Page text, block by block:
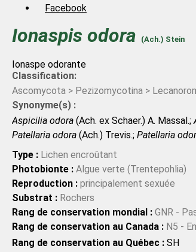
Facebook
Ionaspis odora (Ach.) Stein
Ionaspe odorante
Classification:
Ascomycota > Pezizomycotina >
Synonyme(s) :
Aspicilia odora (Ach. ex Schaer.) A. Massal.;
Patellaria odora (Ach.) Trevis.; Patellaria
Type : Lichen encroûtant
Photobionte : Algue verte (Trentepohlia)
Reproduction : principalement sexuée
Substrat : Rochers
Rang de conservation mondial : GNR -
Rang de conservation au Canada : N5 -
Rang de conservation au Québec : SH